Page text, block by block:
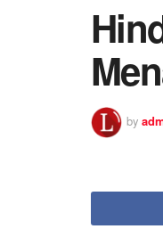
by